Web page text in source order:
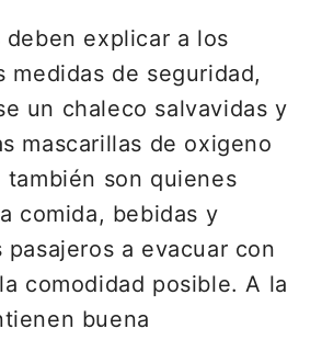
deben explicar a los
medidas de seguridad,
un chaleco salvavidas y
mascarillas de oxigeno
también son quienes
comida, bebidas y
pasajeros a evacuar con
comodidad posible. A la
buena